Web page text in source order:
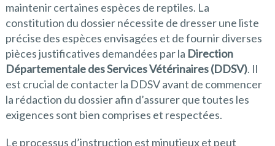
maintenir certaines espèces de reptiles. La
constitution du dossier nécessite de dresser une liste
précise des espèces envisagées et de fournir diverses
pièces justificatives demandées par la Direction
Départementale des Services Vétérinaires (DDSV). Il
est crucial de contacter la DDSV avant de commencer
la rédaction du dossier afin d’assurer que toutes les
exigences sont bien comprises et respectées.
Le processus d’instruction est minutieux et peut